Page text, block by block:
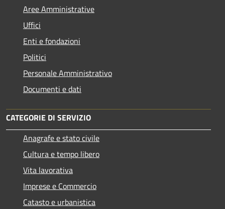
Aree Amministrative
Uffici
Enti e fondazioni
Politici
Personale Amministrativo
Documenti e dati
CATEGORIE DI SERVIZIO
Anagrafe e stato civile
Cultura e tempo libero
Vita lavorativa
Imprese e Commercio
Catasto e urbanistica